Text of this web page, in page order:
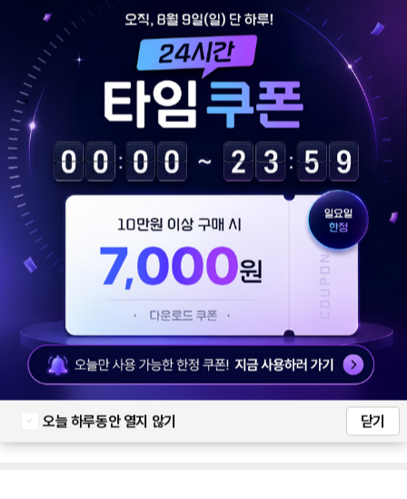
전단 상품 전체보기
고물가 시대 확인은 필수!
할인 상품
할인 상품 전체보기
지금 많이 팔리고 있어요
인기 상품
오늘 하루동안 열지 않기 닫기